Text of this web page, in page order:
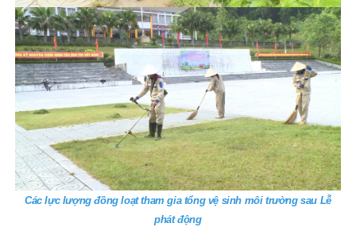
Các lực lượng đồng loạt tham gia tổng vệ sinh môi trường sau Lễ
phát động